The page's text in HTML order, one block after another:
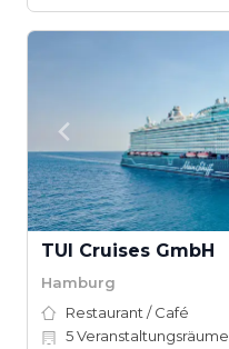
TUI Cruises GmbH
Hamburg
Restaurant / Café
5Veranstaltungsräume